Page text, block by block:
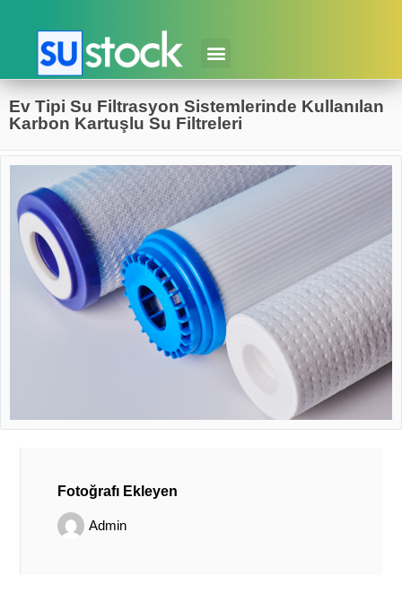
Ev Tipi Su Filtrasyon Sistemlerinde Kullanılan
Karbon Kartuşlu Su Filtreleri
Fotoğrafı Ekleyen
Admin